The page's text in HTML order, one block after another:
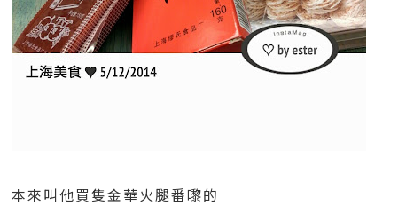
本來叫他買隻金華火腿番嚟的